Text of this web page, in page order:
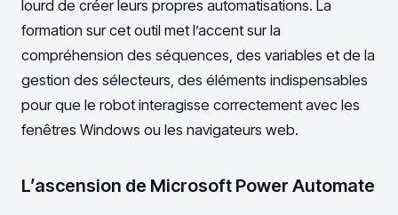
lourd de créer leurs propres automatisations. La
formation sur cet outil met l’accent sur la
compréhension des séquences, des variables et de la
gestion des sélecteurs, des éléments indispensables
pour que le robot interagisse correctement avec les
fenêtres Windows ou les navigateurs web.
L’ascension de Microsoft Power Automate